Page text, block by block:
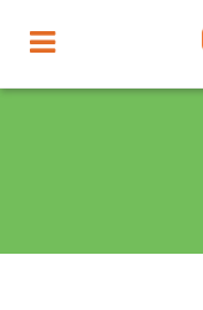
Toggle
navigation